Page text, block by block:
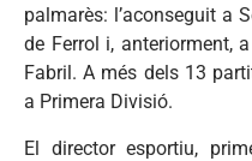
palmarès: l’aconseguit a
de Ferrol i, anteriorment,
Fabril. A més dels 13
a Primera Divisió.
El director esportiu,